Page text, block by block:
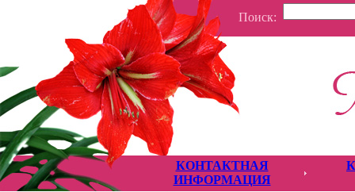
Поиск:
КОНТАКТНАЯ
ИНФОРМАЦИЯ